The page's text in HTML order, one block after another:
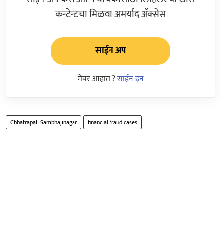
कन्टेन्टचा मिळवा अमर्याद ॲक्सेस
साईन अप
मेंबर आहात ?साईन इन
Chhatrapati Sambhajinagar financial fraud cases